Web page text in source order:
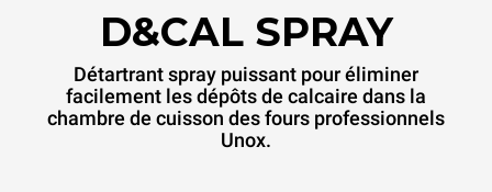
D&CAL SPRAY
Détartrant spray puissant pour éliminer
facilement les dépôts de calcaire dans la
chambre de cuisson des fours professionnels
Unox.